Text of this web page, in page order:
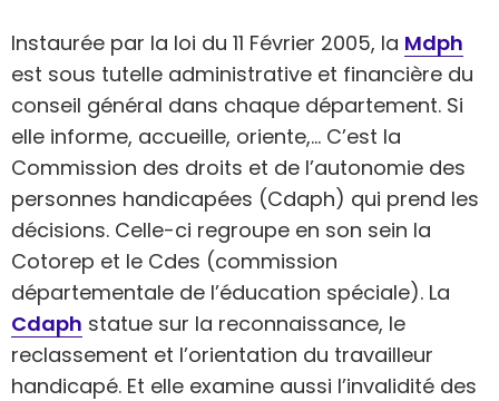
Instaurée par la loi du 11 Février 2005, la Mdph
est sous tutelle administrative et financière du
conseil général dans chaque département. Si
elle informe, accueille, oriente,… C’est la
Commission des droits et de l’autonomie des
personnes handicapées (Cdaph) qui prend les
décisions. Celle-ci regroupe en son sein la
Cotorep et le Cdes (commission
départementale de l’éducation spéciale). La
Cdaph statue sur la reconnaissance, le
reclassement et l’orientation du travailleur
handicapé. Et elle examine aussi l’invalidité des